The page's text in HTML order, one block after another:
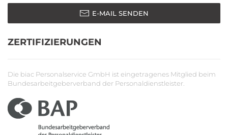
E-MAIL SENDEN
ZERTIFIZIERUNGEN
Die biac Personalservice GmbH ist eingetragenes Mitglied beim
Bundesarbeitgeberverband der Personaldienstleister.